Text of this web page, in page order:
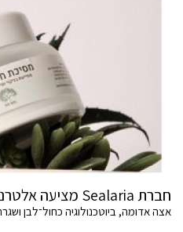
חברת Sealaria מציעה אלטרנטיבה מדעית לשוק הטיפוח
אצה אדומה, ביוטכנולוגיה כחול־לבן